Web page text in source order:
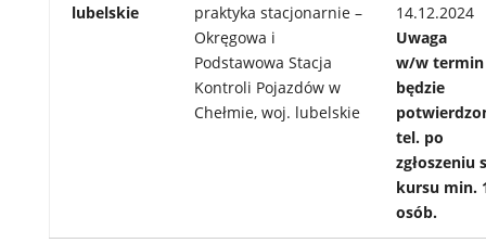
lubelskie
praktyka stacjonarnie –
Okręgowa i
Podstawowa Stacja
Kontroli Pojazdów w
Chełmie, woj. lubelskie
14.12.2024
Uwaga
w/w termin
będzie
tel. po
zgłoszeniu
kursu min.
osób.